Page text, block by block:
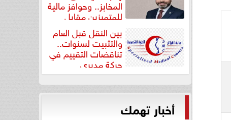
المخابز.. وحوافز مالية
للمتميزين مقابل
بين النقل قبل العام
والتثبيت لسنوات..
تناقضات التقييم في
حركة مديري
”مستشفيات...
أخبار تهمك